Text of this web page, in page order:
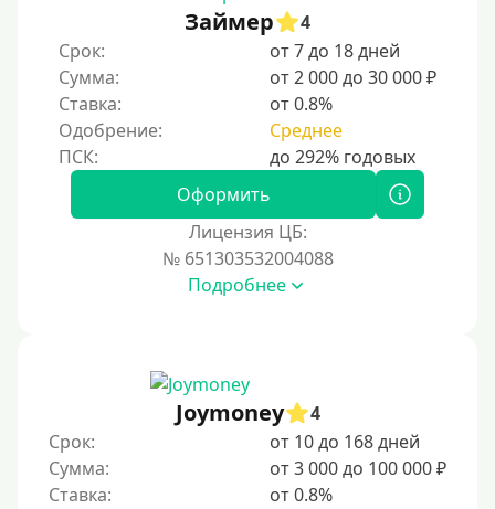
Без подтверждения дохода
Без справок и поручителей
Без посредников
Процент
С пролонгацией (продлением)
Под высокий процент
С ежемесячным платежом
Под низкий процент
Без процентов
Займер
4
Срок:
от 7 до 18 дней
Сумма:
от 2 000 до 30 000 ₽
Ставка:
от 0.8%
Одобрение:
Среднее
Оформить
Лицензия ЦБ:
№ 651303532004088
Подробнее
Joymoney
4
Срок:
от 10 до 168 дней
Сумма:
от 3 000 до 100 000 ₽
Ставка:
от 0.8%